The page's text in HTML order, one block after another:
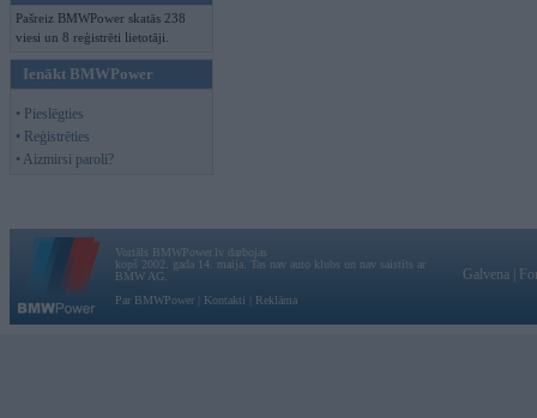
Pašreiz BMWPower skatās 238
viesi un 8 reģistrēti lietotāji.
Ienākt BMWPower
• Pieslēgties
• Reģistrēties
• Aizmirsi paroli?
Vortāls BMWPower.lv darbojas
kopš 2002. gada 14. maija. Tas nav auto klubs un nav saistīts ar
BMW AG.
Par BMWPower
Kontakti Reklāma
Galvena